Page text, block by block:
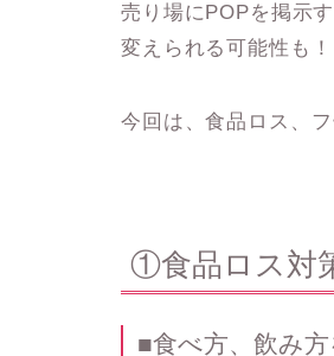
売り場にPOPを掲示
変えられる可能性も！
今回は、食品ロス、
①食品ロス対
■食べ方、飲み